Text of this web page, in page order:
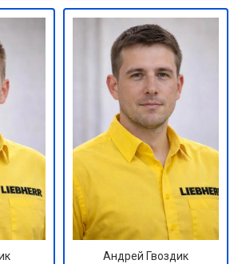
Андрей Гвоздик